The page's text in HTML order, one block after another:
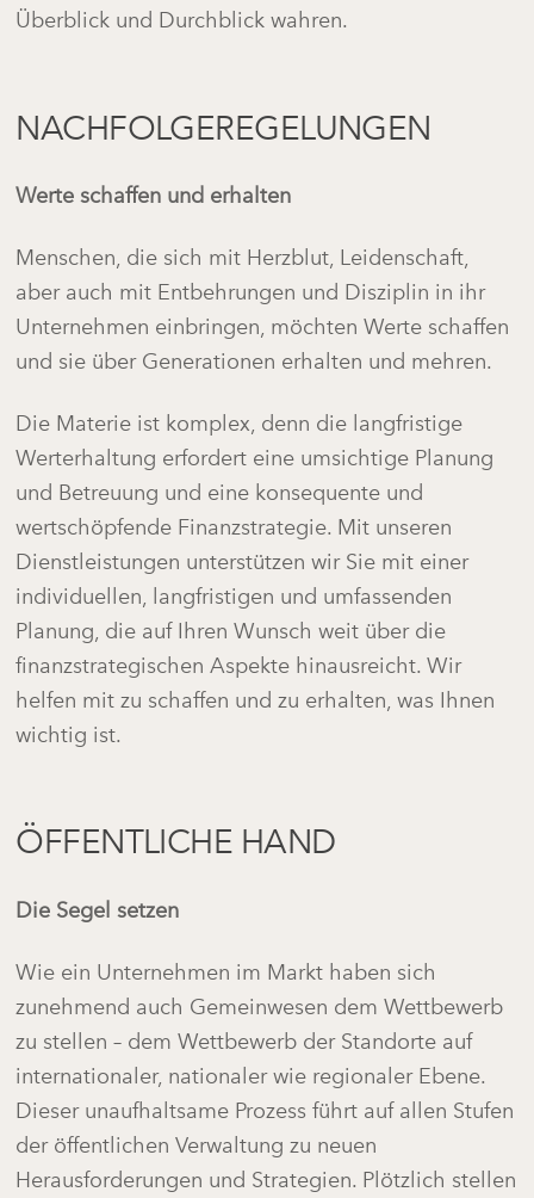
Überblick und Durchblick wahren.
NACHFOLGEREGELUNGEN
Werte schaffen und erhalten
Menschen, die sich mit Herzblut, Leidenschaft,
aber auch mit Entbehrungen und Disziplin in ihr
Unternehmen einbringen, möchten Werte schaffen
und sie über Generationen erhalten und mehren.
Die Materie ist komplex, denn die langfristige
Werterhaltung erfordert eine umsichtige Planung
und Betreuung und eine konsequente und
wertschöpfende Finanzstrategie. Mit unseren
Dienstleistungen unterstützen wir Sie mit einer
individuellen, langfristigen und umfassenden
Planung, die auf Ihren Wunsch weit über die
finanzstrategischen Aspekte hinausreicht. Wir
helfen mit zu schaffen und zu erhalten, was Ihnen
wichtig ist.
ÖFFENTLICHE HAND
Die Segel setzen
Wie ein Unternehmen im Markt haben sich
zunehmend auch Gemeinwesen dem Wettbewerb
zu stellen – dem Wettbewerb der Standorte auf
internationaler, nationaler wie regionaler Ebene.
Dieser unaufhaltsame Prozess führt auf allen Stufen
der öffentlichen Verwaltung zu neuen
Herausforderungen und Strategien. Plötzlich stellen